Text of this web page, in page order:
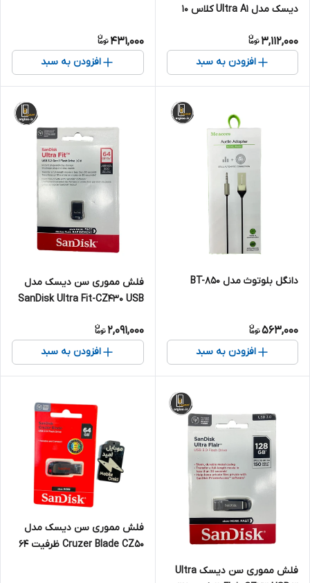
دیسک مدل Ultra A1 کلاس 10
100MBps ظرفیت 128 گیگابایت
3,112,000
افزودن به سبد
431,000
افزودن به سبد
دانگل بلوتوث مدل BT-850
563,000
افزودن به سبد
فلش مموری سن دیسک مدل
SanDisk Ultra Fit-CZ430 USB
گیگابایت
2,091,000
افزودن به سبد
فلش مموری سن دیسک Ultra
فلش مموری سن دیسک مدل
Cruzer Blade CZ50 ظرفیت 64